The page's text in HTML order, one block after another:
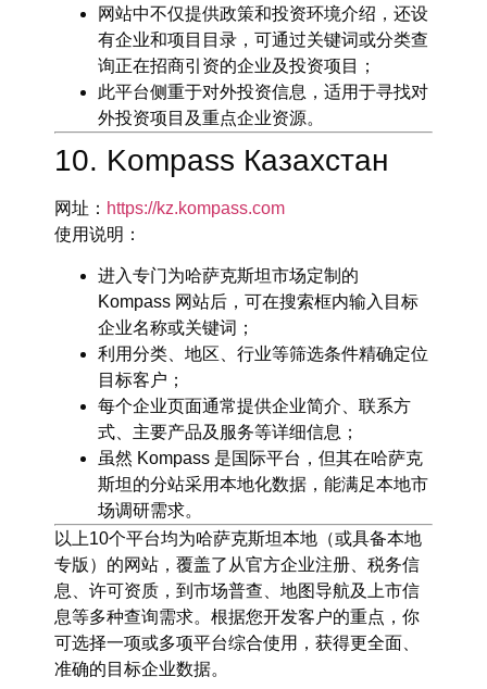
网站中不仅提供政策和投资环境介绍，还设
有企业和项目目录，可通过关键词或分类查
询正在招商引资的企业及投资项目；
此平台侧重于对外投资信息，适用于寻找对
外投资项目及重点企业资源。
10. Kompass Казахстан
网址 ： https://kz.kompass.com
使用说明 ：
进入专门为哈萨克斯坦市场定制的
Kompass 网站后，可在搜索框内输入目标
企业名称或关键词；
利用分类、地区、行业等筛选条件精确定位
目标客户；
每个企业页面通常提供企业简介、联系方
式、主要产品及服务等详细信息；
虽然 Kompass 是国际平台，但其在哈萨克
斯坦的分站采用本地化数据，能满足本地市
场调研需求。
以上10个平台均为哈萨克斯坦本地（或具备本地
专版）的网站，覆盖了从官方企业注册、税务信
息、许可资质，到市场普查、地图导航及上市信
息等多种查询需求。根据您开发客户的重点，你
可选择一项或多项平台综合使用，获得更全面、
准确的目标企业数据。